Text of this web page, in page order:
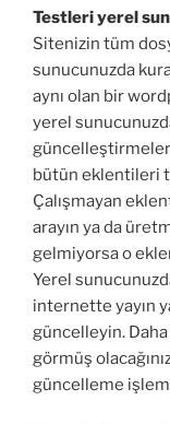
Testleri yerel
Sitenizin tüm
sunucunuzda
aynı olan bir
yerel
güncelleştirmeleri
bütün eklentileri
Çalışmayan
arayın ya da
gelmiyorsa o
Yerel
internette yayın
güncelleyin.
görmüş
güncelleme